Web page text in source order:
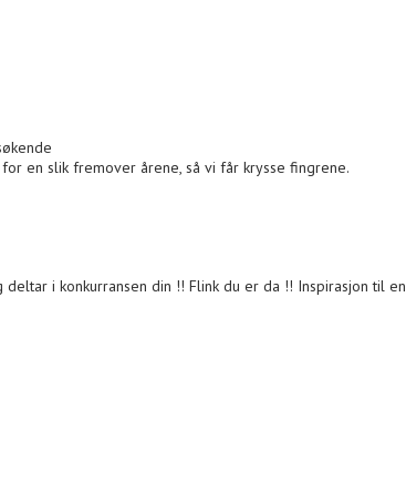
en slik fremover årene, så vi får krysse fingrene.
i konkurransen din !! Flink du er da !! Inspirasjon til en